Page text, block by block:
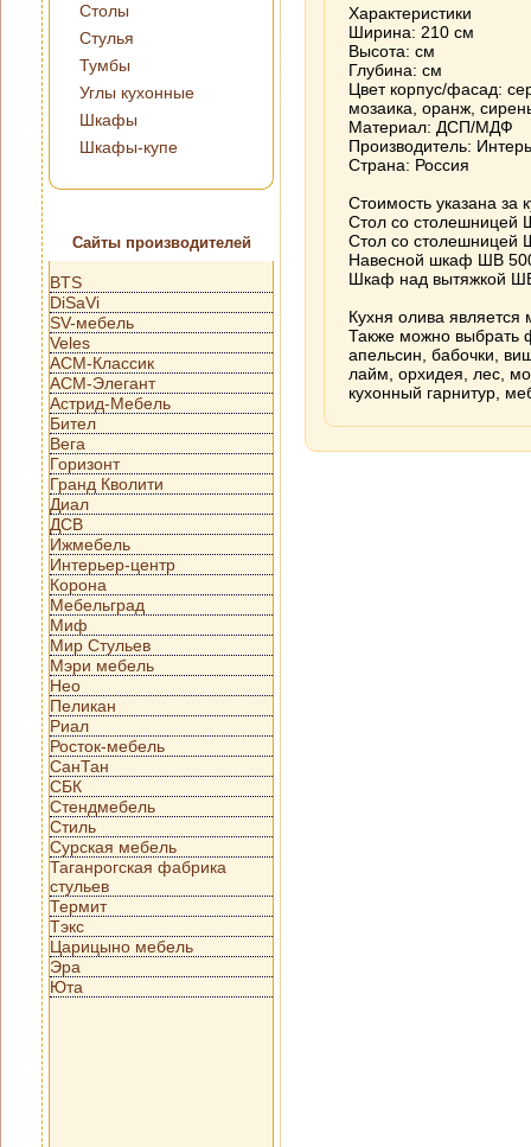
Столы
Стулья
Тумбы
Углы кухонные
Шкафы
Шкафы-купе
Сайты производителей
BTS
DiSaVi
SV-мебель
Veles
АСМ-Классик
АСМ-Элегант
Астрид-Мебель
Бител
Вега
Горизонт
Гранд Кволити
Диал
ДСВ
Ижмебель
Интерьер-центр
Корона
Мебельград
Миф
Мир Стульев
Мэри мебель
Нео
Пеликан
Риал
Росток-мебель
СанТан
СБК
Стендмебель
Стиль
Сурская мебель
Таганрогская фабрика
стульев
Термит
Тэкс
Царицыно мебель
Эра
Юта
Характеристики
Ширина: 210 см
Высота: см
Глубина: см
Цвет корпус/фасад:
мозаика, оранж,
Материал: ДСП/МДФ
Производитель:
Страна: Россия
Стоимость указана
Стол со столешницей
Стол со столешницей
Навесной шкаф ШВ
Шкаф над вытяжкой
Кухня олива
Также можно выбрать
апельсин, бабочки,
лайм, орхидея, лес,
кухонный гарнитур,